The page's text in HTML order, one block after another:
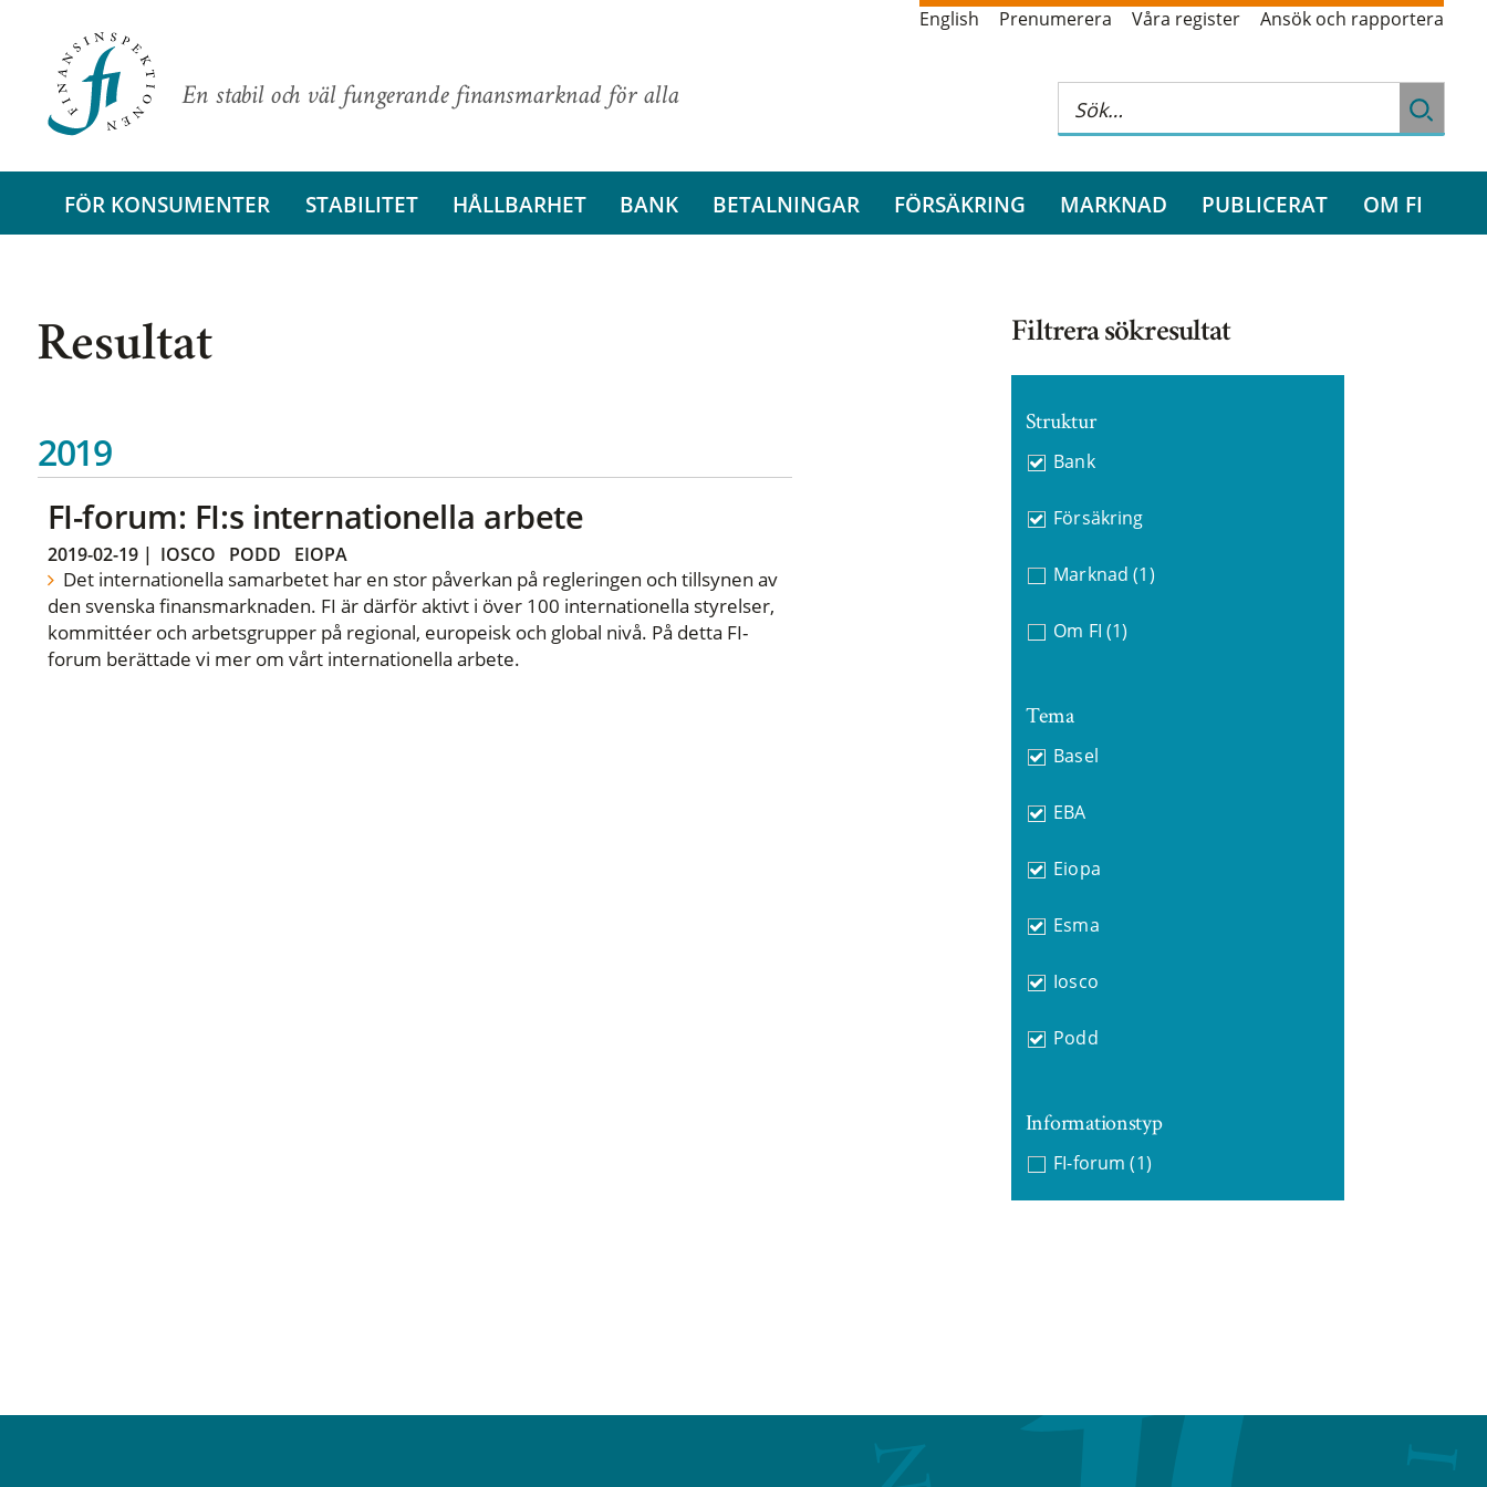
En stabil och väl fungerande finansmarknad för alla
English Prenumerera Våra register Ansök och rapportera
FÖR KONSUMENTER STABILITET HÅLLBARHET BANK BETALNINGAR FÖRSÄKRING MARKNAD PUBLICERAT OM FI
Resultat
2019
FI-forum: FI:s internationella arbete
2019-02-19| IOSCO PODD EIOPA
Det internationella samarbetet har en stor påverkan på regleringen och tillsynen av
den svenska finansmarknaden. FI är därför aktivt i över 100 internationella styrelser,
kommittéer och arbetsgrupper på regional, europeisk och global nivå. På detta FI-
forum berättade vi mer om vårt internationella arbete.
Filtrera sökresultat
Struktur
Bank
Försäkring
Marknad (1)
Om FI (1)
Tema
Basel
EBA
Eiopa
Esma
Iosco
Podd
Informationstyp
FI-forum (1)